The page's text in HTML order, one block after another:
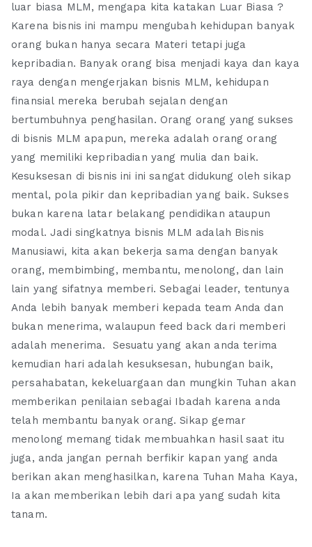
luar biasa MLM, mengapa kita katakan Luar Biasa ?
Karena bisnis ini mampu mengubah kehidupan banyak
orang bukan hanya secara Materi tetapi juga
kepribadian. Banyak orang bisa menjadi kaya dan kaya
raya dengan mengerjakan bisnis MLM, kehidupan
finansial mereka berubah sejalan dengan
bertumbuhnya penghasilan. Orang orang yang sukses
di bisnis MLM apapun, mereka adalah orang orang
yang memiliki kepribadian yang mulia dan baik.
Kesuksesan di bisnis ini ini sangat didukung oleh sikap
mental, pola pikir dan kepribadian yang baik. Sukses
bukan karena latar belakang pendidikan ataupun
modal. Jadi singkatnya bisnis MLM adalah Bisnis
Manusiawi, kita akan bekerja sama dengan banyak
orang, membimbing, membantu, menolong, dan lain
lain yang sifatnya memberi. Sebagai leader, tentunya
Anda lebih banyak memberi kepada team Anda dan
bukan menerima, walaupun feed back dari memberi
adalah menerima. Sesuatu yang akan anda terima
kemudian hari adalah kesuksesan, hubungan baik,
persahabatan, kekeluargaan dan mungkin Tuhan akan
memberikan penilaian sebagai Ibadah karena anda
telah membantu banyak orang. Sikap gemar
menolong memang tidak membuahkan hasil saat itu
juga, anda jangan pernah berfikir kapan yang anda
berikan akan menghasilkan, karena Tuhan Maha Kaya,
Ia akan memberikan lebih dari apa yang sudah kita
tanam.